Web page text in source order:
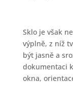
Sklo je však
výplně, z níž
být jasně a
dokumentaci
okna,